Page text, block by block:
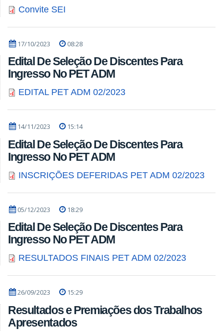
Convite SEI
17/10/2023 08:28
Edital De Seleção De Discentes Para
Ingresso No PET ADM
EDITAL PET ADM 02/2023
14/11/2023 15:14
Edital De Seleção De Discentes Para
Ingresso No PET ADM
INSCRIÇÕES DEFERIDAS PET ADM 02/2023
05/12/2023 18:29
Edital De Seleção De Discentes Para
Ingresso No PET ADM
RESULTADOS FINAIS PET ADM 02/2023
26/09/2023 15:29
Resultados e Premiações dos Trabalhos
Apresentados